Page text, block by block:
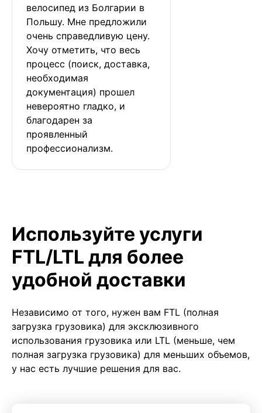
велосипед из Болгарии в
Польшу. Мне предложили
очень справедливую цену.
Хочу отметить, что весь
процесс (поиск, доставка,
необходимая
документация) прошел
невероятно гладко, и
благодарен за
проявленный
профессионализм.
Используйте услуги
FTL/LTL для более
удобной доставки
Независимо от того, нужен вам FTL (полная
загрузка грузовика) для эксклюзивного
использования грузовика или LTL (меньше, чем
полная загрузка грузовика) для меньших объемов,
у нас есть лучшие решения для вас.